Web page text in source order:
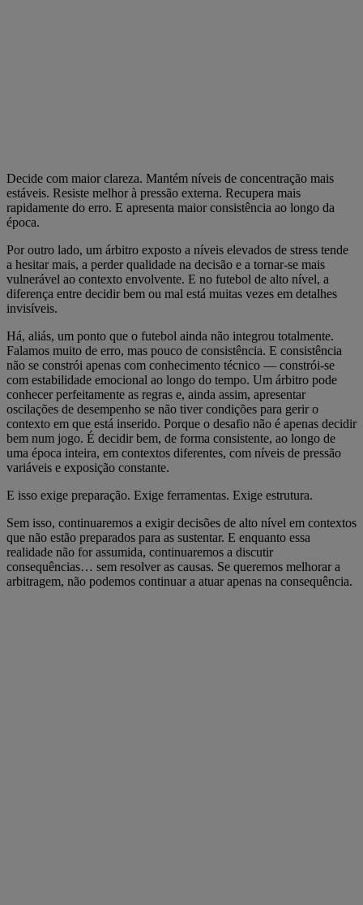
Decide com maior clareza. Mantém níveis de concentração mais
estáveis. Resiste melhor à pressão externa. Recupera mais
rapidamente do erro. E apresenta maior consistência ao longo da
época.
Por outro lado, um árbitro exposto a níveis elevados de stress tende
a hesitar mais, a perder qualidade na decisão e a tornar-se mais
vulnerável ao contexto envolvente. E no futebol de alto nível, a
diferença entre decidir bem ou mal está muitas vezes em detalhes
invisíveis.
Há, aliás, um ponto que o futebol ainda não integrou totalmente.
Falamos muito de erro, mas pouco de consistência. E consistência
não se constrói apenas com conhecimento técnico — constrói-se
com estabilidade emocional ao longo do tempo. Um árbitro pode
conhecer perfeitamente as regras e, ainda assim, apresentar
oscilações de desempenho se não tiver condições para gerir o
contexto em que está inserido. Porque o desafio não é apenas decidir
bem num jogo. É decidir bem, de forma consistente, ao longo de
uma época inteira, em contextos diferentes, com níveis de pressão
variáveis e exposição constante.
E isso exige preparação. Exige ferramentas. Exige estrutura.
Sem isso, continuaremos a exigir decisões de alto nível em contextos
que não estão preparados para as sustentar. E enquanto essa
realidade não for assumida, continuaremos a discutir
consequências… sem resolver as causas. Se queremos melhorar a
arbitragem, não podemos continuar a atuar apenas na consequência.